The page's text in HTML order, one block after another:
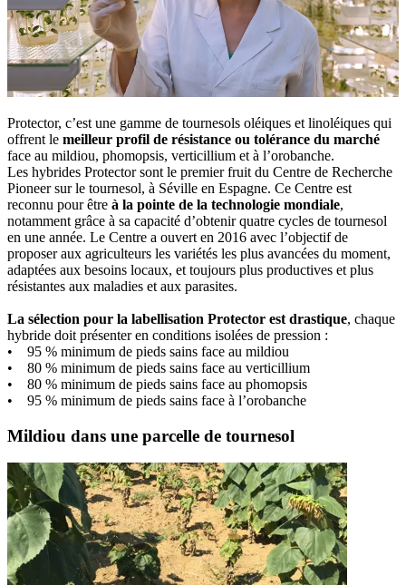
Protector, c’est une gamme de tournesols oléiques et linoléiques qui
offrent le meilleur profil de résistance ou tolérance du marché
face au mildiou, phomopsis, verticillium et à l’orobanche.
Les hybrides Protector sont le premier fruit du Centre de Recherche
Pioneer sur le tournesol, à Séville en Espagne. Ce Centre est
reconnu pour être à la pointe de la technologie mondiale,
notamment grâce à sa capacité d’obtenir quatre cycles de tournesol
en une année. Le Centre a ouvert en 2016 avec l’objectif de
proposer aux agriculteurs les variétés les plus avancées du moment,
adaptées aux besoins locaux, et toujours plus productives et plus
résistantes aux maladies et aux parasites.
La sélection pour la labellisation Protector est drastique, chaque
hybride doit présenter en conditions isolées de pression :
• 95 % minimum de pieds sains face au mildiou
• 80 % minimum de pieds sains face au verticillium
• 80 % minimum de pieds sains face au phomopsis
• 95 % minimum de pieds sains face à l’orobanche
Mildiou dans une parcelle de tournesol